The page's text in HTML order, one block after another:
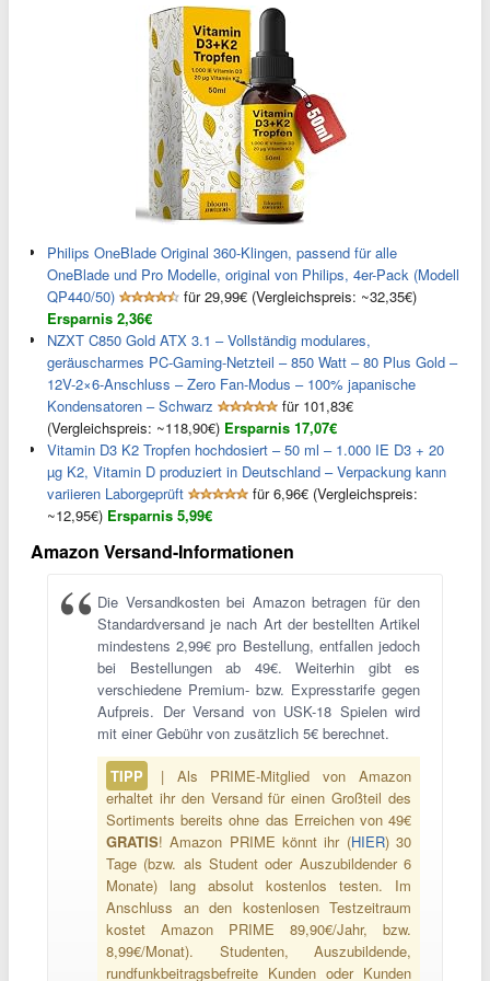
Philips OneBlade Original 360-Klingen, passend für alle
OneBlade und Pro Modelle, original von Philips, 4er-Pack (Modell
QP440/50)
für 29,99€ (Vergleichspreis: ~32,35€)
Ersparnis 2,36€
NZXT C850 Gold ATX 3.1 – Vollständig modulares,
geräuscharmes PC-Gaming-Netzteil – 850 Watt – 80 Plus Gold –
12V-2×6-Anschluss – Zero Fan-Modus – 100% japanische
Kondensatoren – Schwarz
für 101,83€
(Vergleichspreis: ~118,90€) Ersparnis 17,07€
Vitamin D3 K2 Tropfen hochdosiert – 50 ml – 1.000 IE D3 + 20
µg K2, Vitamin D produziert in Deutschland – Verpackung kann
variieren Laborgeprüft
für 6,96€ (Vergleichspreis:
~12,95€) Ersparnis 5,99€
Amazon Versand-Informationen
Die Versandkosten bei Amazon betragen für den
Standardversand je nach Art der bestellten Artikel
mindestens 2,99€ pro Bestellung, entfallen jedoch
bei Bestellungen ab 49€. Weiterhin gibt es
verschiedene Premium- bzw. Expresstarife gegen
Aufpreis. Der Versand von USK-18 Spielen wird
mit einer Gebühr von zusätzlich 5€ berechnet.
TIPP
| Als PRIME-Mitglied von Amazon
erhaltet ihr den Versand für einen Großteil des
Sortiments bereits ohne das Erreichen von 49€
GRATIS! Amazon PRIME könnt ihr (HIER) 30
Tage (bzw. als Student oder Auszubildender 6
Monate) lang absolut kostenlos testen. Im
Anschluss an den kostenlosen Testzeitraum
kostet Amazon PRIME 89,90€/Jahr, bzw.
8,99€/Monat). Studenten, Auszubildende,
rundfunkbeitragsbefreite Kunden oder Kunden